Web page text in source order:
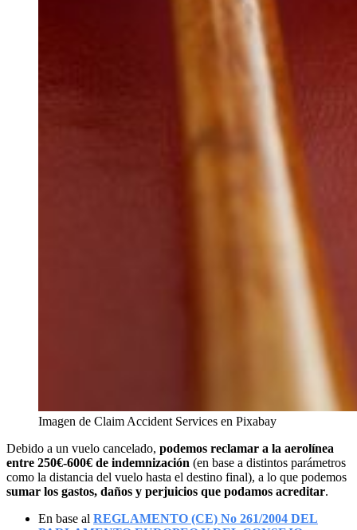
Imagen de Claim Accident Services en Pixabay
Debido a un vuelo cancelado, podemos reclamar a la aerolínea
entre 250€-600€ de indemnización (en base a distintos parámetros
como la distancia del vuelo hasta el destino final), a lo que podemos
sumar los gastos, daños y perjuicios que podamos acreditar.
En base al REGLAMENTO (CE) No 261/2004 DEL